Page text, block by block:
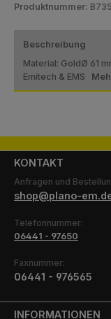
Produktnummer:
Beschreibung
Material: GoldØ 61
Emitech & EMS
KONTAKT
Anfragen und
shop@plano-
Telefonnummer:
06441 - 97650
Faxnummer:
06441 - 976565
INFORMATIONEN